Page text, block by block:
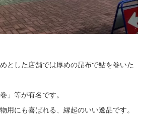
とした店舗では厚めの昆布で鮎を巻いた
」等が有名です。
用にも喜ばれる、縁起のいい逸品です。